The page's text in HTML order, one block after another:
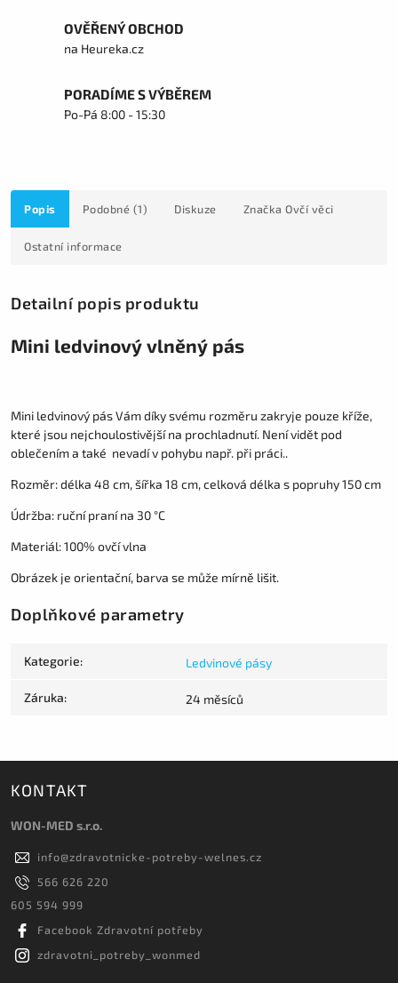
OVĚŘENÝ OBCHOD
na Heureka.cz
PORADÍME S VÝBĚREM
Po-Pá 8:00 - 15:30
Popis Podobné (1) Diskuze Značka Ovčí věci
Ostatní informace
Detailní popis produktu
Mini ledvinový vlněný pás
Mini ledvinový pás Vám díky svému rozměru zakryje pouze kříže,
které jsou nejchoulostivější na prochladnutí. Není vidět pod
oblečením a také nevadí v pohybu např. při práci..
Rozměr: délka 48 cm, šířka 18 cm, celková délka s popruhy 150 cm
Údržba: ruční praní na 30 °C
Materiál: 100% ovčí vlna
Obrázek je orientační, barva se může mírně lišit.
Doplňkové parametry
Kategorie: Ledvinové pásy
Záruka: 24 měsíců
KONTAKT
WON-MED s.r.o.
info@zdravotnicke-potreby-welnes.cz
566 626 220
605 594 999
Facebook Zdravotní potřeby
zdravotni_potreby_wonmed